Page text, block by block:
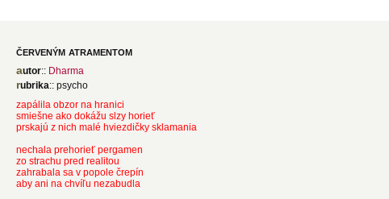
červeným atramentom
autor:: Dharma
rubrika:: psycho
zapálila obzor na hranici
smiešne ako dokážu slzy horieť
prskajú z nich malé hviezdičky sklamania
nechala prehorieť pergamen
zo strachu pred realitou
zahrabala sa v popole črepín
aby ani na chvíľu nezabudla